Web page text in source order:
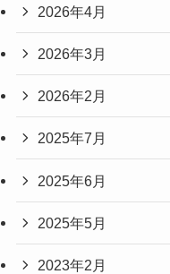
2026年4月
2026年3月
2026年2月
2025年7月
2025年6月
2025年5月
2023年2月